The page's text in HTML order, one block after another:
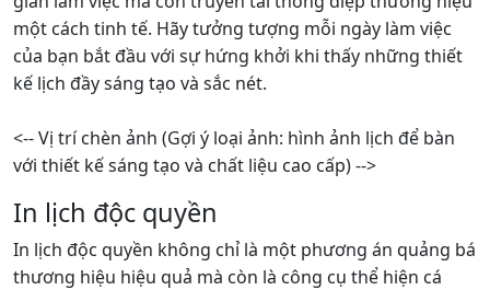
một cách tinh tế. Hãy tưởng tượng mỗi ngày làm việc
của bạn bắt đầu với sự hứng khởi khi thấy những thiết
kế lịch đầy sáng tạo và sắc nét.
<-- Vị trí chèn ảnh (Gợi ý loại ảnh: hình ảnh lịch để bàn
với thiết kế sáng tạo và chất liệu cao cấp) -->
In lịch độc quyền
In lịch độc quyền không chỉ là một phương án quảng bá
thương hiệu hiệu quả mà còn là công cụ thể hiện cá